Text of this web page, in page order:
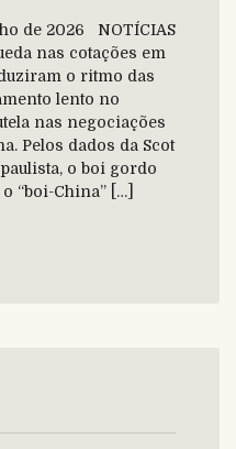
de 2026 NOTÍCIAS
nas cotações em
o ritmo das
lento no
nas negociações
Pelos dados da Scot
o boi gordo
“boi-China” […]